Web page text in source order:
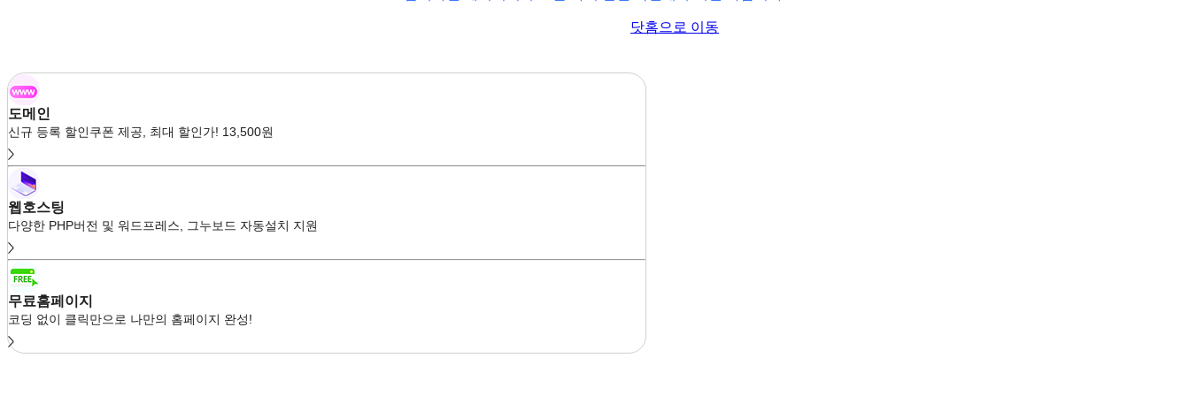
닷홈으로 이동
도메인
신규 등록 할인쿠폰 제공, 최대 할인가! 13,500원
웹호스팅
다양한 PHP버전 및 워드프레스, 그누보드 자동설치 지원
무료홈페이지
코딩 없이 클릭만으로 나만의 홈페이지 완성!